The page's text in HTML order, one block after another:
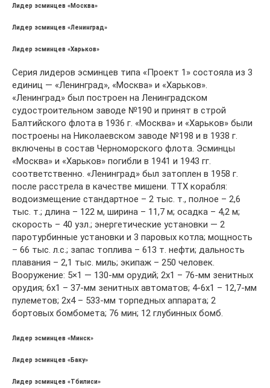
Лидер эсминцев «Москва»
Лидер эсминцев «Ленинград»
Лидер эсминцев «Харьков»
Серия лидеров эсминцев типа «Проект 1» состояла из 3
единиц — «Ленинград», «Москва» и «Харьков».
«Ленинград» был построен на Ленинградском
судостроительном заводе №190 и принят в строй
Балтийского флота в 1936 г. «Москва» и «Харьков» были
построены на Николаевском заводе №198 и в 1938 г.
включены в состав Черноморского флота. Эсминцы
«Москва» и «Харьков» погибли в 1941 и 1943 гг.
соответственно. «Ленинград» был затоплен в 1958 г.
после расстрела в качестве мишени. ТТХ корабля:
водоизмещение стандартное – 2 тыс. т., полное – 2,6
тыс. т.; длина – 122 м, ширина – 11,7 м; осадка – 4,2 м;
скорость – 40 узл.; энергетические установки — 2
паротурбинные установки и 3 паровых котла; мощность
– 66 тыс. л.с.; запас топлива – 613 т. нефти; дальность
плавания – 2,1 тыс. миль; экипаж – 250 человек.
Вооружение: 5×1 — 130-мм орудий; 2х1 – 76-мм зенитных
орудия; 6х1 – 37-мм зенитных автоматов; 4-6х1 – 12,7-мм
пулеметов; 2х4 – 533-мм торпедных аппарата; 2
бортовых бомбомета; 76 мин; 12 глубинных бомб.
Лидер эсминцев «Минск»
Лидер эсминцев «Баку»
Лидер эсминцев «Тбилиси»